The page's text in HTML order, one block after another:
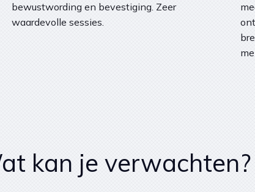
bewustwording en bevestiging. Zeer
waardevolle sessies.
kan je verwachten?